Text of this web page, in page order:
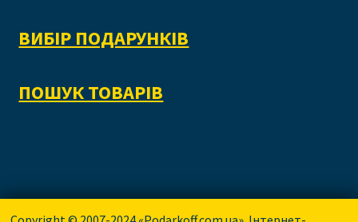
ВИБІР ПОДАРУНКІВ
ПОШУК ТОВАРІВ